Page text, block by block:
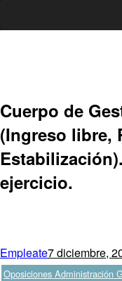
contenido
Cuerpo de
(Ingreso libre,
ejercicio.
Autor
EmpleatePublicado
el
7 diciembre,
Oposiciones Administración